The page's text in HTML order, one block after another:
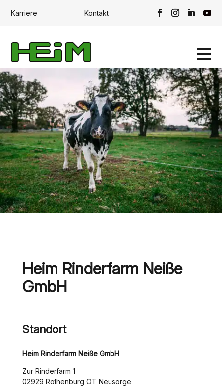
Karriere Kontakt

Heim Rinderfarm Neiße
GmbH
Standort
Heim Rinderfarm Neiße GmbH
Zur Rinderfarm 1
02929 Rothenburg OT Neusorge